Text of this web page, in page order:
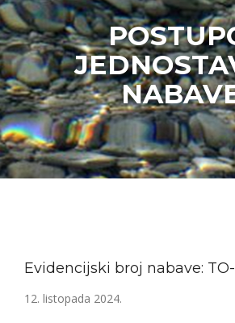
Evidencijski broj nabave:
12. listopada 2024.